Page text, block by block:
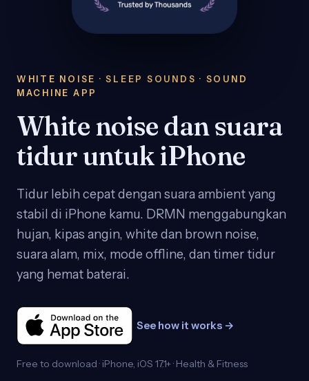
WHITE NOISE · SLEEP SOUNDS · SOUND
MACHINE APP
White noise dan suara
tidur untuk iPhone
Tidur lebih cepat dengan suara ambient yang
stabil di iPhone kamu. DRMN menggabungkan
hujan, kipas angin, white dan brown noise,
suara alam, mix, mode offline, dan timer tidur
yang hemat baterai.
See how it works →
Free to download · iPhone, iOS 17.1+ · Health & Fitness